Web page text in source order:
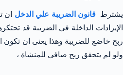
يشترط قانون الضريبة علي الدخل
ان
الإيرادات الداخلة فى الضريبة قد
ربح خاضع للضريبة وهذا يعنى ان تكون
ولو لم يتحقق ربح صافى للمنشاة ،